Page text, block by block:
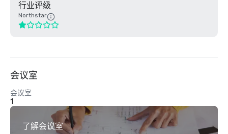
行业评级
Northstar
会议室
会议室
1
了解会议室